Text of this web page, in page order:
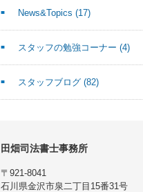
News&Topics (17)
スタッフの勉強コーナー (4)
スタッフブログ (82)
田畑司法書士事務所
〒921-8041
石川県金沢市泉二丁目15番31号